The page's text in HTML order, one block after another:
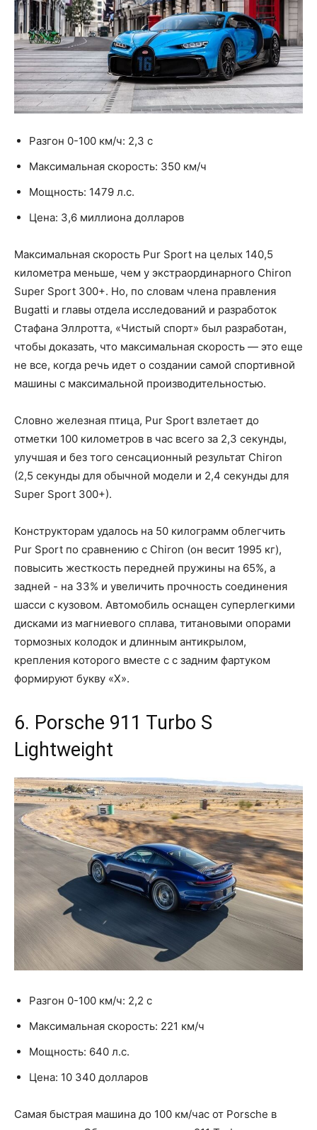
Разгон 0-100 км/ч: 2,3 с
Максимальная скорость: 350 км/ч
Мощность: 1479 л.с.
Цена: 3,6 миллиона долларов
Максимальная скорость Pur Sport на целых 140,5
километра меньше, чем у экстраординарного Chiron
Super Sport 300+. Но, по словам члена правления
Bugatti и главы отдела исследований и разработок
Стафана Эллротта, «Чистый спорт» был разработан,
чтобы доказать, что максимальная скорость — это еще
не все, когда речь идет о создании самой спортивной
машины с максимальной производительностью.
Словно железная птица, Pur Sport взлетает до
отметки 100 километров в час всего за 2,3 секунды,
улучшая и без того сенсационный результат Chiron
(2,5 секунды для обычной модели и 2,4 секунды для
Super Sport 300+).
Конструкторам удалось на 50 килограмм облегчить
Pur Sport по сравнению с Chiron (он весит 1995 кг),
повысить жесткость передней пружины на 65%, а
задней - на 33% и увеличить прочность соединения
шасси с кузовом. Автомобиль оснащен суперлегкими
дисками из магниевого сплава, титановыми опорами
тормозных колодок и длинным антикрылом,
крепления которого вместе с с задним фартуком
формируют букву «X».
6. Porsche 911 Turbo S
Lightweight
Разгон 0-100 км/ч: 2,2 с
Максимальная скорость: 221 км/ч
Мощность: 640 л.с.
Цена: 10 340 долларов
Самая быстрая машина до 100 км/час от Porsche в